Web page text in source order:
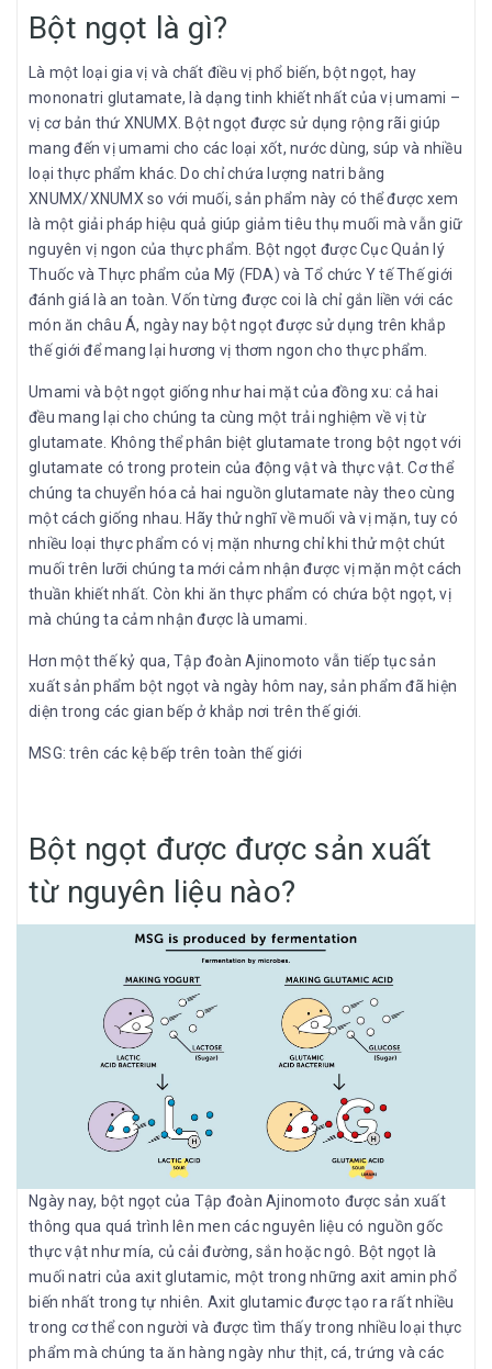
Bột ngọt là gì?
Là một loại gia vị và chất điều vị phổ biến, bột ngọt, hay
mononatri glutamate, là dạng tinh khiết nhất của vị umami –
vị cơ bản thứ XNUMX. Bột ngọt được sử dụng rộng rãi giúp
mang đến vị umami cho các loại xốt, nước dùng, súp và nhiều
loại thực phẩm khác. Do chỉ chứa lượng natri bằng
XNUMX/XNUMX so với muối, sản phẩm này có thể được xem
là một giải pháp hiệu quả giúp giảm tiêu thụ muối mà vẫn giữ
nguyên vị ngon của thực phẩm. Bột ngọt được Cục Quản lý
Thuốc và Thực phẩm của Mỹ (FDA) và Tổ chức Y tế Thế giới
đánh giá là an toàn. Vốn từng được coi là chỉ gắn liền với các
món ăn châu Á, ngày nay bột ngọt được sử dụng trên khắp
thế giới để mang lại hương vị thơm ngon cho thực phẩm.
Umami và bột ngọt giống như hai mặt của đồng xu: cả hai
đều mang lại cho chúng ta cùng một trải nghiệm về vị từ
glutamate. Không thể phân biệt glutamate trong bột ngọt với
glutamate có trong protein của động vật và thực vật. Cơ thể
chúng ta chuyển hóa cả hai nguồn glutamate này theo cùng
một cách giống nhau. Hãy thử nghĩ về muối và vị mặn, tuy có
nhiều loại thực phẩm có vị mặn nhưng chỉ khi thử một chút
muối trên lưỡi chúng ta mới cảm nhận được vị mặn một cách
thuần khiết nhất. Còn khi ăn thực phẩm có chứa bột ngọt, vị
mà chúng ta cảm nhận được là umami.
Hơn một thế kỷ qua, Tập đoàn Ajinomoto vẫn tiếp tục sản
xuất sản phẩm bột ngọt và ngày hôm nay, sản phẩm đã hiện
diện trong các gian bếp ở khắp nơi trên thế giới.
MSG: trên các kệ bếp trên toàn thế giới
Bột ngọt được được sản xuất
từ nguyên liệu nào?
Ngày nay, bột ngọt của Tập đoàn Ajinomoto được sản xuất
thông qua quá trình lên men các nguyên liệu có nguồn gốc
thực vật như mía, củ cải đường, sắn hoặc ngô. Bột ngọt là
muối natri của axit glutamic, một trong những axit amin phổ
biến nhất trong tự nhiên. Axit glutamic được tạo ra rất nhiều
trong cơ thể con người và được tìm thấy trong nhiều loại thực
phẩm mà chúng ta ăn hàng ngày như thịt, cá, trứng và các